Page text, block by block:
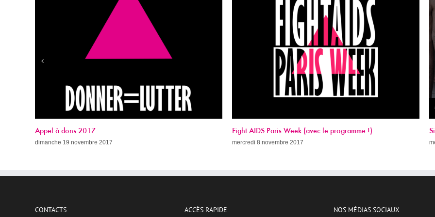
Fight AIDS Paris Week (avec le programme !)
mercredi 8 novembre 2017
Sida, c’est quand qu’on guérit ?
mercredi 8 novembre 2017